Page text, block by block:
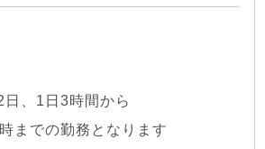
、1日3時間から
までの勤務となります